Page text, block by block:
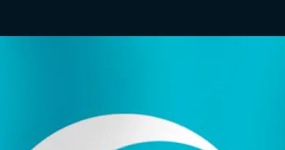
Affiches d’Atatürk
Drapeaux Turcs